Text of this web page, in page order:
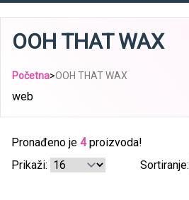
OOH THAT WAX
Početna>OOH THAT WAX
web
Pronađeno je 4proizvoda!
Prikaži:
Sortiranje: